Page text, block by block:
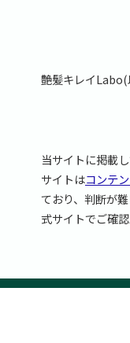
艶髪キレイLabo(
当サイトに掲載
サイトはコンテ
ており、判断が
式サイトでご確